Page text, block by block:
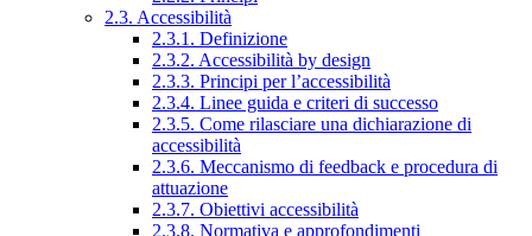
2.3. Accessibilità
2.3.1. Definizione
2.3.2. Accessibilità by design
2.3.3. Principi per l’accessibilità
2.3.4. Linee guida e criteri di successo
2.3.5. Come rilasciare una dichiarazione di
accessibilità
2.3.6. Meccanismo di feedback e procedura di
attuazione
2.3.7. Obiettivi accessibilità
2.3.8. Normativa e approfondimenti